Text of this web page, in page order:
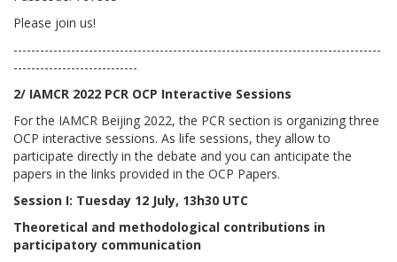
Please join us!
-----------------------------------------------------------------------------------
----------------------------
2/ IAMCR 2022 PCR OCP Interactive Sessions
For the IAMCR Beijing 2022, the PCR section is organizing three
OCP interactive sessions. As life sessions, they allow to
participate directly in the debate and you can anticipate the
papers in the links provided in the OCP Papers.
Session I: Tuesday 12 July, 13h30 UTC
Theoretical and methodological contributions in
participatory communication